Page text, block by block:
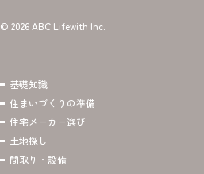
© 2026 ABC Lifewith Inc.
基礎知識
住まいづくりの準備
住宅メーカー選び
土地探し
間取り・設備